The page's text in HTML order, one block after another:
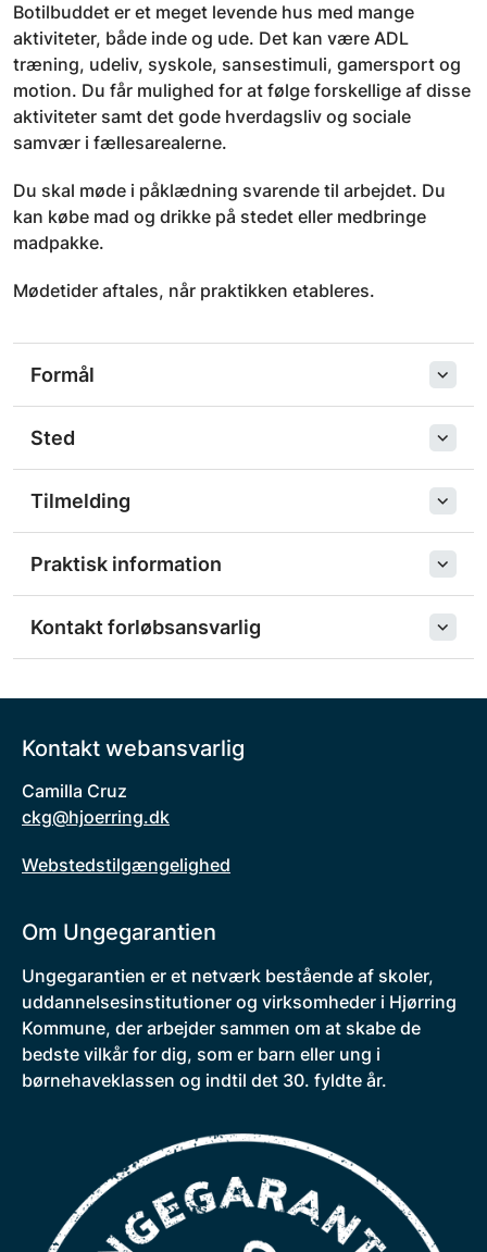
Botilbuddet er et meget levende hus med mange
aktiviteter, både inde og ude. Det kan være ADL
træning, udeliv, syskole, sansestimuli, gamersport og
motion. Du får mulighed for at følge forskellige af disse
aktiviteter samt det gode hverdagsliv og sociale
samvær i fællesarealerne.
Du skal møde i påklædning svarende til arbejdet. Du
kan købe mad og drikke på stedet eller medbringe
madpakke.
Mødetider aftales, når praktikken etableres.
Formål
Sted
Tilmelding
Praktisk information
Kontakt forløbsansvarlig
Kontakt webansvarlig
Camilla Cruz
ckg@hjoerring.dk
Webstedstilgængelighed
Om Ungegarantien
Ungegarantien er et netværk bestående af skoler,
uddannelsesinstitutioner og virksomheder i Hjørring
Kommune, der arbejder sammen om at skabe de
bedste vilkår for dig, som er barn eller ung i
børnehaveklassen og indtil det 30. fyldte år.